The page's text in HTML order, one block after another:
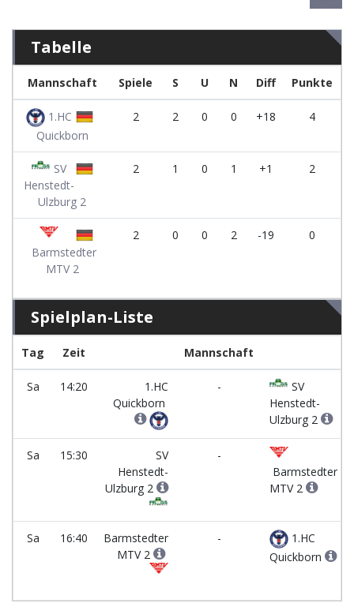
Tabelle
Mannschaft Spiele S U N Diff Punkte
1.HC
Quickborn
2 2 0 0 +18 4
SV
Henstedt-
Ulzburg 2
2 1 0 1 +1 2
Barmstedter
MTV 2
2 0 0 2 -19 0
Spielplan-Liste
Tag Zeit Mannschaft
Sa 14:20
1.HC
Quickborn
-
SV
Henstedt-
Ulzburg 2
Sa 15:30
SV
Henstedt-
Ulzburg 2
-
Barmstedter
MTV 2
Sa 16:40
Barmstedter
MTV 2
-
1.HC
Quickborn